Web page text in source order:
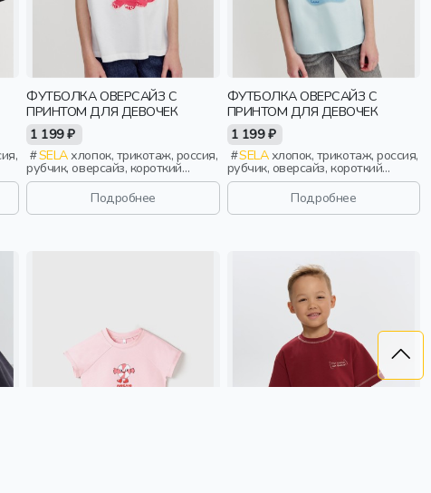
ФУТБОЛКА ОВЕРСАЙЗ С
ПРИНТОМ ДЛЯ ДЕВОЧЕК
1 199 ₽
SELAхлопок, трикотаж, россия,
рубчик, оверсайз, короткий
рукав, прямые, короткие,
свободные, принт, вырез,
круглый вырез, девочки, дети
Подробнее
ФУТБОЛКА ОВЕРСАЙЗ С
ПРИНТОМ ДЛЯ ДЕВОЧЕК
1 199 ₽
SELAхлопок, трикотаж, россия,
рубчик, оверсайз, короткий
рукав, прямые, короткие,
свободные, принт, вырез,
круглый вырез, девочки, дети
Подробнее